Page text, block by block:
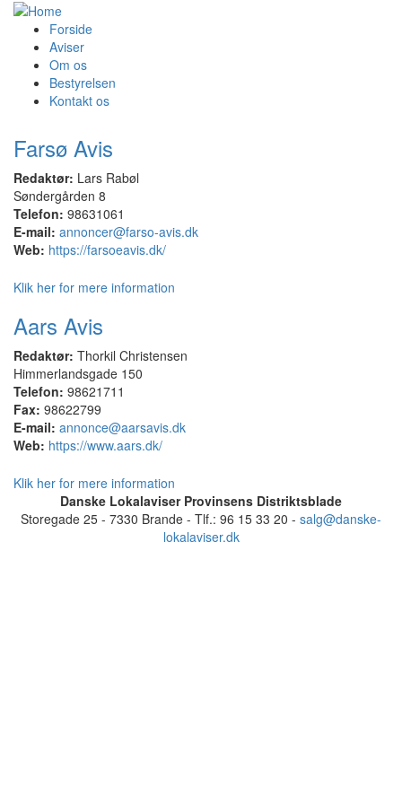
Forside
Aviser
Om os
Bestyrelsen
Kontakt os
Farsø Avis
Redaktør: Lars Rabøl
Søndergården 8
Telefon: 98631061
E-mail: annoncer@farso-avis.dk
Web: https://farsoeavis.dk/
Klik her for mere information
Aars Avis
Redaktør: Thorkil Christensen
Himmerlandsgade 150
Telefon: 98621711
Fax: 98622799
E-mail: annonce@aarsavis.dk
Web: https://www.aars.dk/
Klik her for mere information
Danske Lokalaviser Provinsens Distriktsblade
Storegade 25 - 7330 Brande - Tlf.: 96 15 33 20 - salg@danske-
lokalaviser.dk